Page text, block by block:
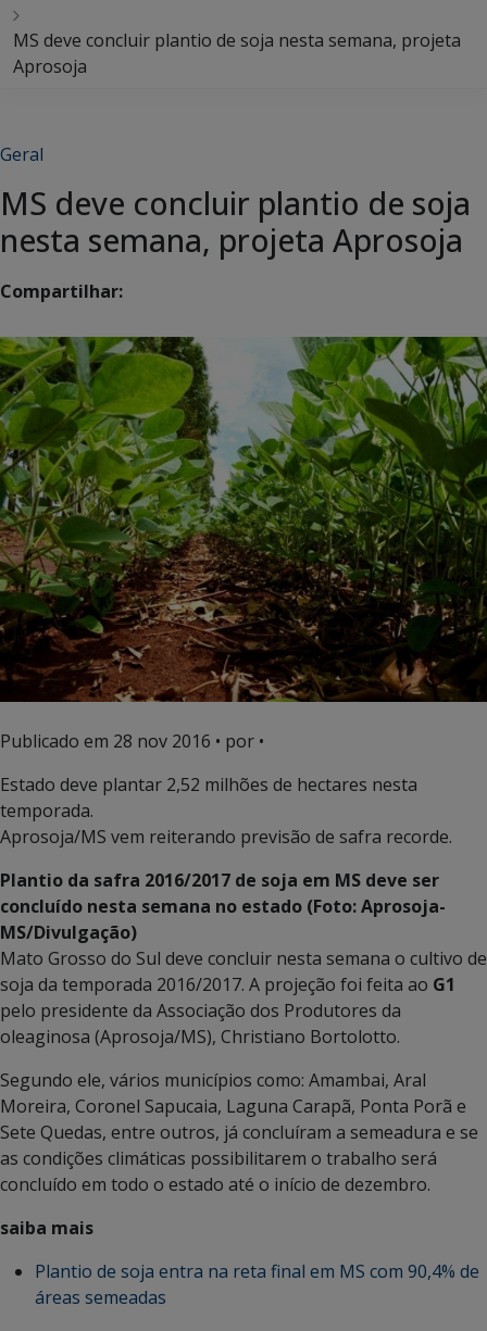
MS deve concluir plantio de soja nesta semana, projeta
Aprosoja
Geral
MS deve concluir plantio de soja
nesta semana, projeta Aprosoja
Compartilhar:
Publicado em 28 nov 2016 • por •
Estado deve plantar 2,52 milhões de hectares nesta
temporada.
Aprosoja/MS vem reiterando previsão de safra recorde.
Plantio da safra 2016/2017 de soja em MS deve ser
concluído nesta semana no estado (Foto: Aprosoja-
MS/Divulgação)
Mato Grosso do Sul deve concluir nesta semana o cultivo de
soja da temporada 2016/2017. A projeção foi feita ao G1
pelo presidente da Associação dos Produtores da
oleaginosa (Aprosoja/MS), Christiano Bortolotto.
Segundo ele, vários municípios como: Amambai, Aral
Moreira, Coronel Sapucaia, Laguna Carapã, Ponta Porã e
Sete Quedas, entre outros, já concluíram a semeadura e se
as condições climáticas possibilitarem o trabalho será
concluído em todo o estado até o início de dezembro.
saiba mais
Plantio de soja entra na reta final em MS com 90,4% de
áreas semeadas